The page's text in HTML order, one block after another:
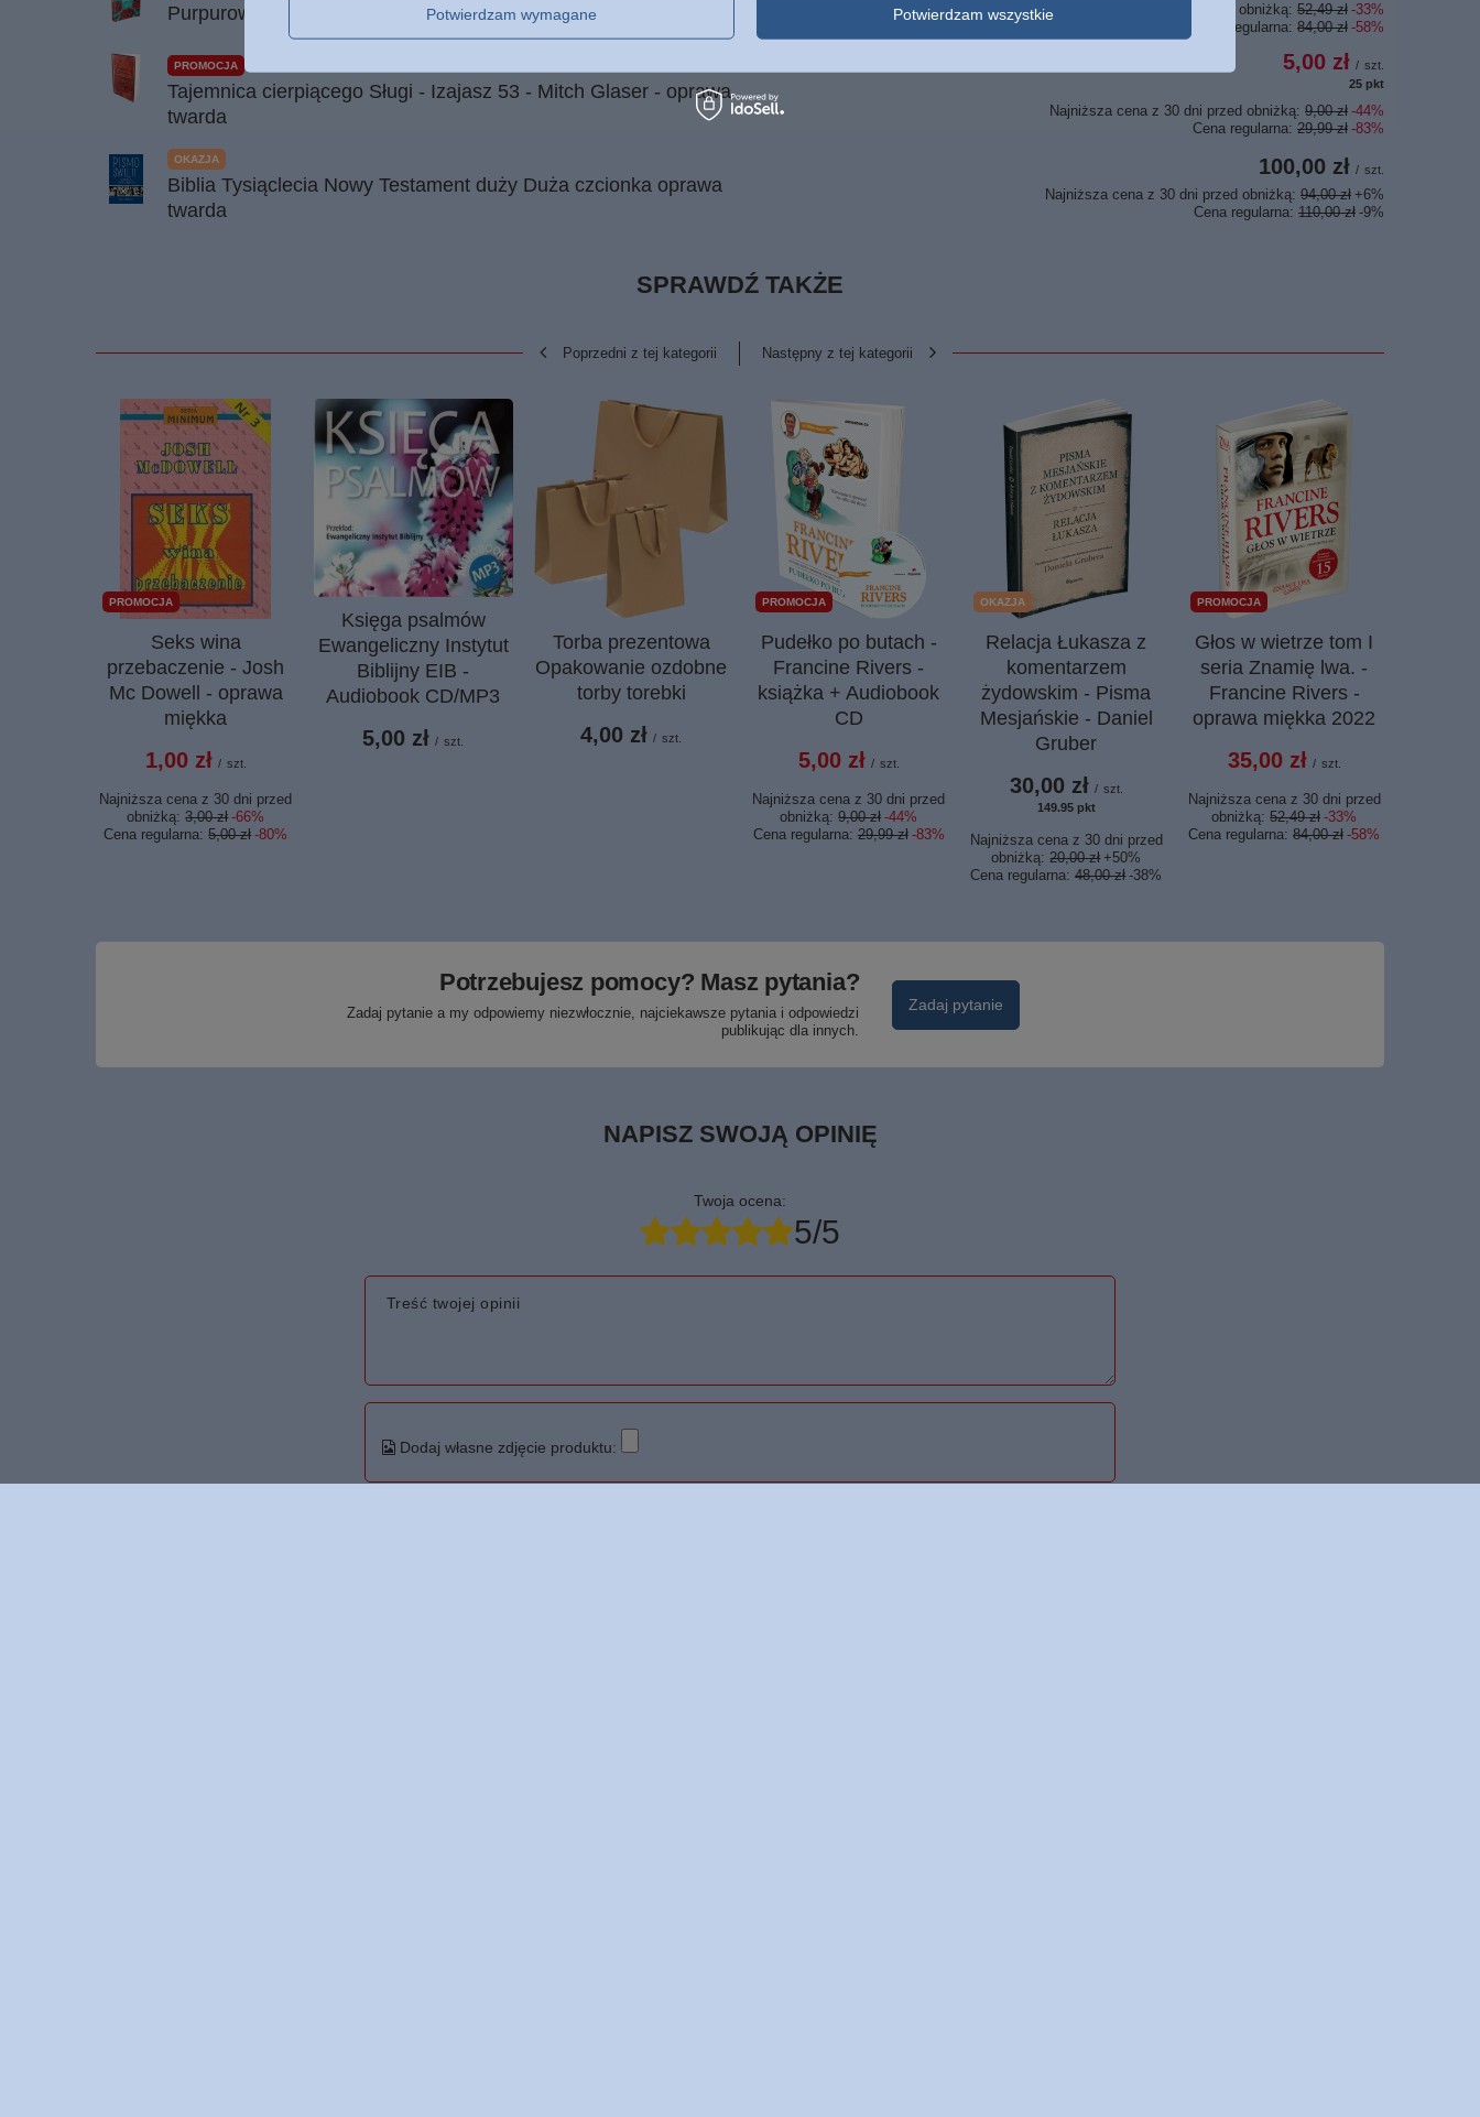
Purpurowa nić - Francine Rivers - 2023 - oprawa miękka Najniższa cena z 30 dni przed obniżką: 52,49 zł -33%
Cena regularna: 84,00 zł -58%
PROMOCJA
Tajemnica cierpiącego Sługi - Izajasz 53 - Mitch Glaser - oprawa
twarda
5,00 zł / szt.
25 pkt
Najniższa cena z 30 dni przed obniżką: 9,00 zł -44%
Cena regularna: 29,99 zł -83%
OKAZJA
Biblia Tysiąclecia Nowy Testament duży Duża czcionka oprawa
twarda
100,00 zł / szt.
Najniższa cena z 30 dni przed obniżką: 94,00 zł +6%
Cena regularna: 110,00 zł -9%
SPRAWDŹ TAKŻE
Poprzedni z tej kategorii Następny z tej kategorii
PROMOCJA
Seks wina
przebaczenie - Josh
Mc Dowell - oprawa
miękka
1,00 zł / szt.
Najniższa cena z 30 dni przed
obniżką:3,00 zł -66%
Cena regularna:5,00 zł -80%
Księga psalmów
Ewangeliczny Instytut
Biblijny EIB -
Audiobook CD/MP3
5,00 zł / szt.
Torba prezentowa
Opakowanie ozdobne
torby torebki
4,00 zł / szt.
PROMOCJA
Pudełko po butach -
Francine Rivers -
książka + Audiobook
CD
5,00 zł / szt.
Najniższa cena z 30 dni przed
obniżką:9,00 zł -44%
Cena regularna: 29,99 zł -83%
OKAZJA
Relacja Łukasza z
komentarzem
żydowskim - Pisma
Mesjańskie - Daniel
Gruber
30,00 zł / szt.
149.95 pktpunktów
Najniższa cena z 30 dni przed
obniżką:20,00 zł +50%
Cena regularna:48,00 zł -38%
PROMOCJA
Głos w wietrze tom I
seria Znamię lwa. -
Francine Rivers -
oprawa miękka 2022
35,00 zł / szt.
Najniższa cena z 30 dni przed
obniżką:52,49 zł -33%
Cena regularna:84,00 zł -58%
Potrzebujesz pomocy? Masz pytania?
Zadaj pytanie a my odpowiemy niezwłocznie, najciekawsze pytania i odpowiedzi
publikując dla innych.
Zadaj pytanie
NAPISZ SWOJĄ OPINIĘ
Twoja ocena:
5/5
Treść twojej opinii
Dodaj własne zdjęcie produktu:
Potwierdzam wymagane Potwierdzam wszystkie